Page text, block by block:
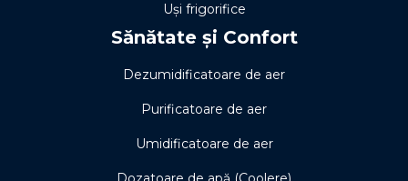
Uși frigorifice
Sănătate și Confort
Dezumidificatoare de aer
Purificatoare de aer
Umidificatoare de aer